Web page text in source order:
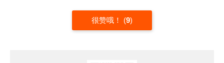
很赞哦！ (9)